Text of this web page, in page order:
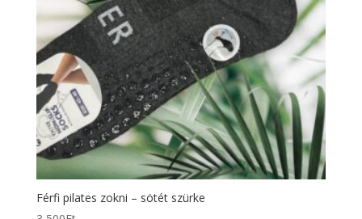
Férfi pilates zokni – sötét szürke